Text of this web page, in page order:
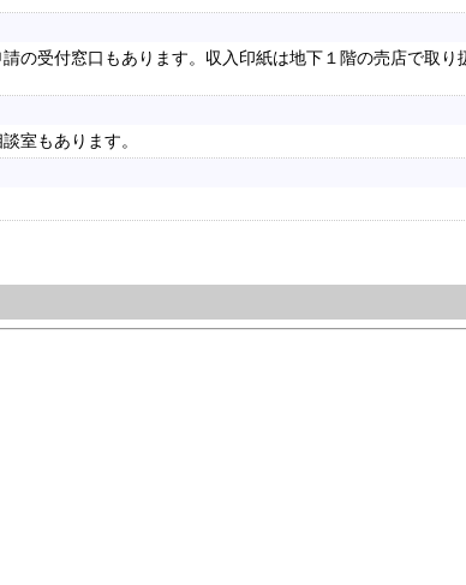
の受付窓口もあります。収入印紙は地下１階の売店で取り
室もあります。